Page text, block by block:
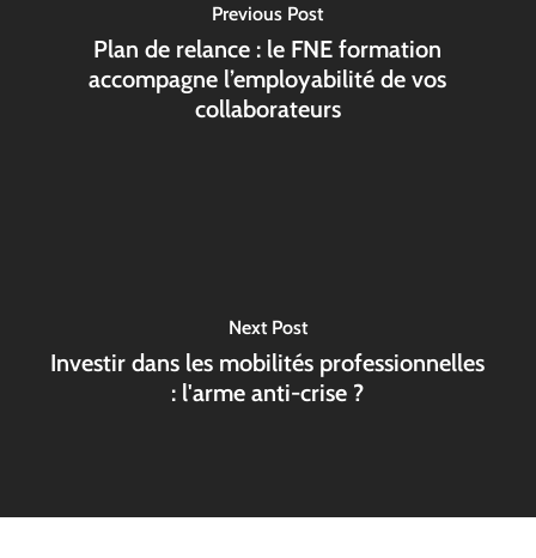
Previous Post
Plan de relance : le FNE formation
accompagne l’employabilité de vos
collaborateurs
Next Post
Investir dans les mobilités professionnelles
: l'arme anti-crise ?